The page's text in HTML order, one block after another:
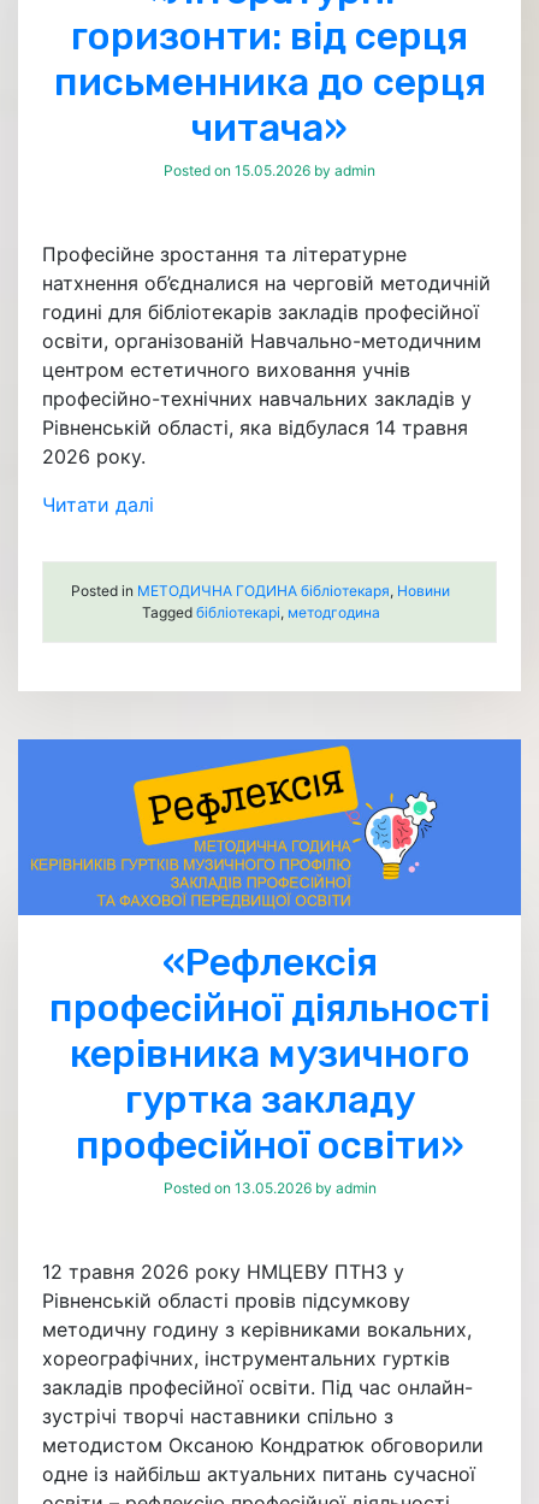
горизонти: від серця
письменника до серця
читача»
Posted on 15.05.2026 by admin
Професійне зростання та літературне
натхнення об’єдналися на черговій методичній
годині для бібліотекарів закладів професійної
освіти, організованій Навчально-методичним
центром естетичного виховання учнів
професійно-технічних навчальних закладів у
Рівненській області, яка відбулася 14 травня
2026 року.
Читати далі
Posted in МЕТОДИЧНА ГОДИНА бібліотекаря, Новини
Tagged бібліотекарі, методгодина
«Рефлексія
професійної діяльності
керівника музичного
гуртка закладу
професійної освіти»
Posted on 13.05.2026by admin
12 травня 2026 року НМЦЕВУ ПТНЗ у
Рівненській області провів підсумкову
методичну годину з керівниками вокальних,
хореографічних, інструментальних гуртків
закладів професійної освіти. Під час онлайн-
зустрічі творчі наставники спільно з
методистом Оксаною Кондратюк обговорили
одне із найбільш актуальних питань сучасної